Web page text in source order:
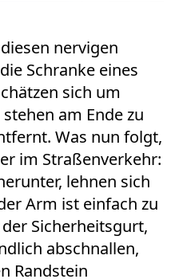
nervigen
Schranke eines
sich um
am Ende zu
Was nun folgt,
im Straßenverkehr:
lehnen sich
Arm ist einfach zu
Sicherheitsgurt,
abschnallen,
Randstein